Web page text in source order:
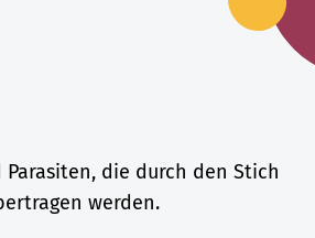
die durch den Stich
werden.